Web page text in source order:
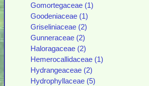
Gomortegaceae (1)
Goodeniaceae (1)
Griseliniaceae (2)
Gunneraceae (2)
Haloragaceae (2)
Hemerocallidaceae (1)
Hydrangeaceae (2)
Hydrophyllaceae (5)